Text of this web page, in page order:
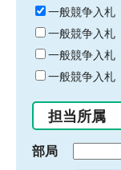
キ
ー
ワ
ー
ド
入
力
一般競争入札
一般競争入札
一般競争入札
一般競争入札
担当所属
部局